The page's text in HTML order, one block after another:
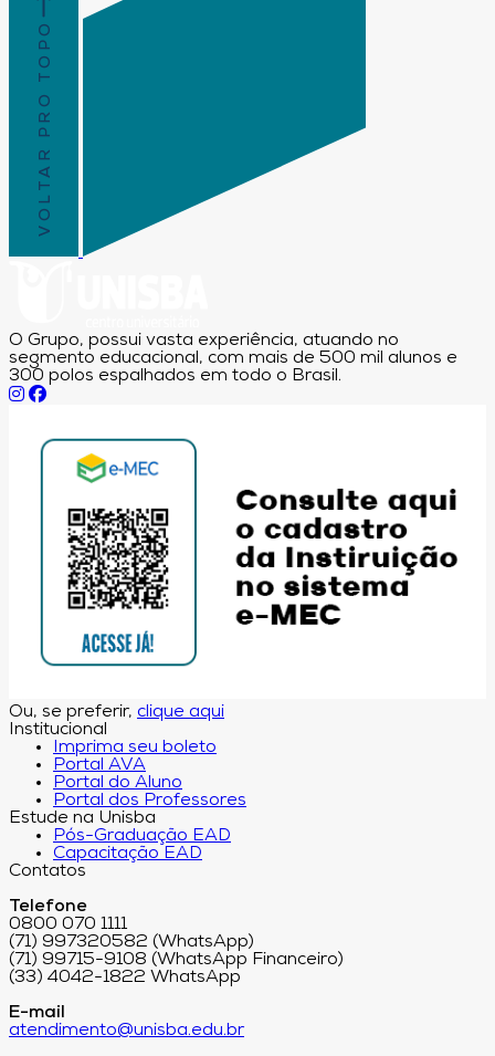
VOLTAR PRO TOPO
O Grupo, possui vasta experiência, atuando no
segmento educacional, com mais de 500 mil alunos e
300 polos espalhados em todo o Brasil.
Ou, se preferir, clique aqui
Institucional
Imprima seu boleto
Portal AVA
Portal do Aluno
Portal dos Professores
Estude na Unisba
Pós-Graduação EAD
Capacitação EAD
Contatos
Telefone
0800 070 1111
(71) 997320582 (WhatsApp)
(71) 99715-9108 (WhatsApp Financeiro)
(33) 4042-1822 WhatsApp
E-mail
atendimento@unisba.edu.br